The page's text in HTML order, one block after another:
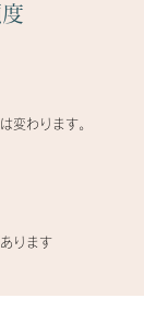
変わります。
ります